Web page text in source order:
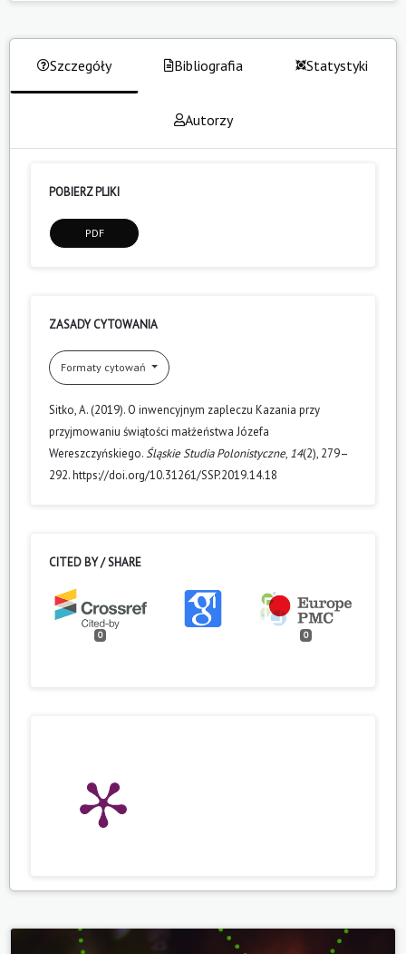
Szczegóły Bibliografia Statystyki
Autorzy
POBIERZ PLIKI
PDF
ZASADY CYTOWANIA
Formaty cytowań
Sitko, A. (2019). O inwencyjnym zapleczu Kazania przy
przyjmowaniu świątości małżeństwa Józefa
Wereszczyńskiego.Śląskie Studia Polonistyczne, 14(2), 279–
292. https://doi.org/10.31261/SSP.2019.14.18
CITED BY / SHARE
0 0